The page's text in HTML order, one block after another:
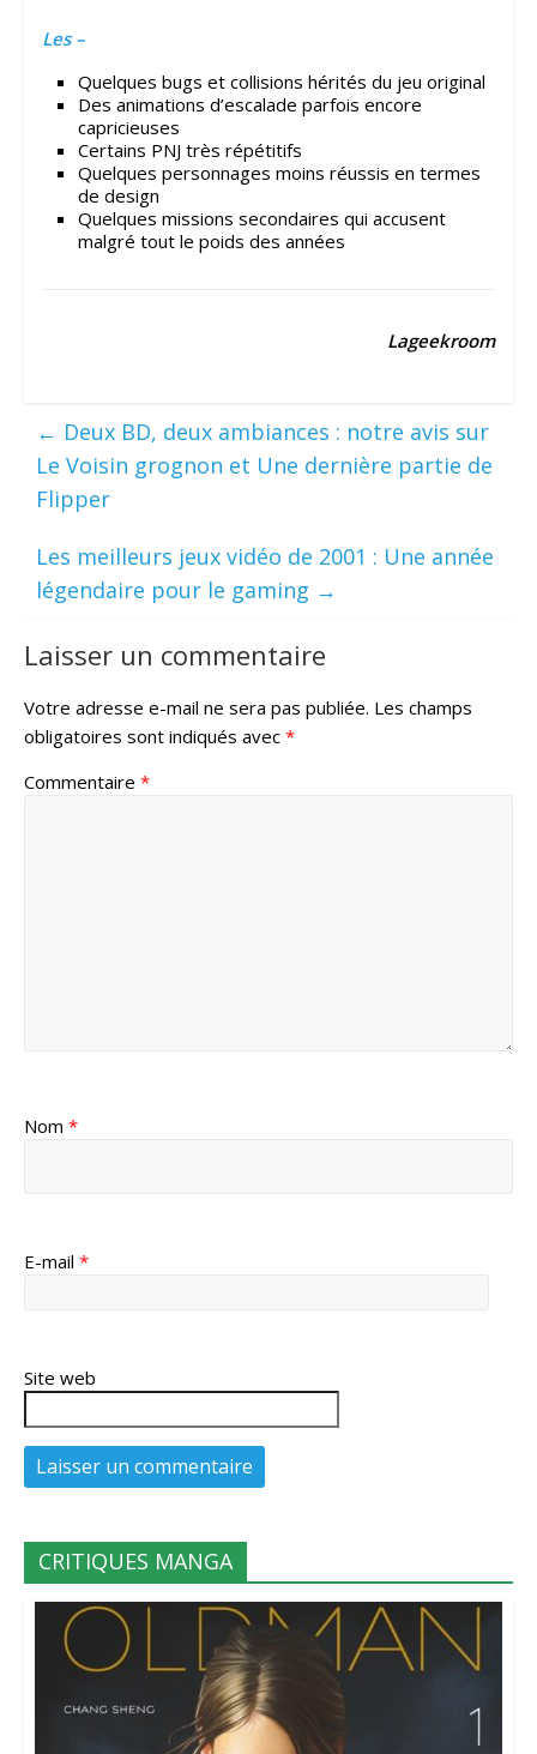
Les –
Quelques bugs et collisions hérités du jeu original
Des animations d’escalade parfois encore
capricieuses
Certains PNJ très répétitifs
Quelques personnages moins réussis en termes
de design
Quelques missions secondaires qui accusent
malgré tout le poids des années
Lageekroom
← Deux BD, deux ambiances : notre avis sur
Le Voisin grognon et Une dernière partie de
Flipper
Les meilleurs jeux vidéo de 2001 : Une année
légendaire pour le gaming →
Laisser un commentaire
Votre adresse e-mail ne sera pas publiée. Les champs
obligatoires sont indiqués avec *
Commentaire *
Nom *
E-mail *
Site web
CRITIQUES MANGA